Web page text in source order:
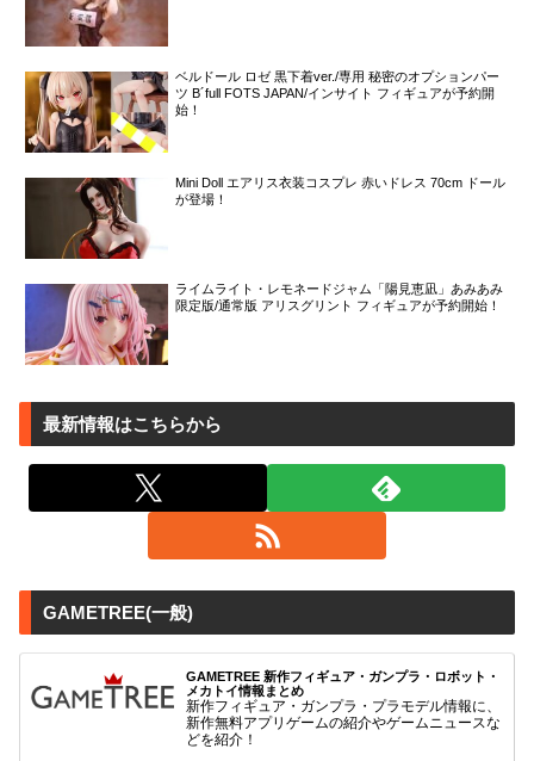
ベルドール ロゼ 黒下着ver./専用 秘密のオプションパー
ツ B´full FOTS JAPAN/インサイト フィギュアが予約開
始！
Mini Doll エアリス衣装コスプレ 赤いドレス 70cm ドール
が登場！
ライムライト・レモネードジャム「陽見恵凪」あみあみ
限定版/通常版 アリスグリント フィギュアが予約開始！
最新情報はこちらから
GAMETREE(一般)
GAMETREE 新作フィギュア・ガンプラ・ロボット・
メカトイ情報まとめ
新作フィギュア・ガンプラ・プラモデル情報に、
新作無料アプリゲームの紹介やゲームニュースな
どを紹介！